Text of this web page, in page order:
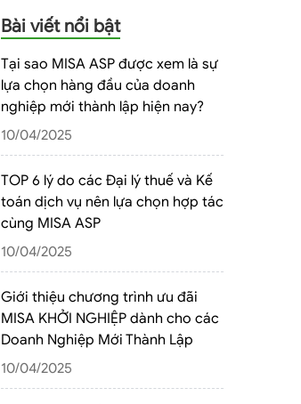
Bài viết nổi bật
Tại sao MISA ASP được xem là sự
lựa chọn hàng đầu của doanh
nghiệp mới thành lập hiện nay?
10/04/2025
TOP 6 lý do các Đại lý thuế và Kế
toán dịch vụ nên lựa chọn hợp tác
cùng MISA ASP
10/04/2025
Giới thiệu chương trình ưu đãi
MISA KHỞI NGHIỆP dành cho các
Doanh Nghiệp Mới Thành Lập
10/04/2025